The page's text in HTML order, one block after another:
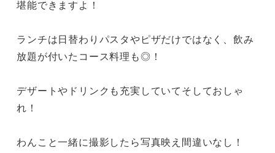
堪能できますよ！
ランチは日替わりパスタやピザだけではなく、飲み
放題が付いたコース料理も◎！
デザートやドリンクも充実していてそしておしゃ
れ！
わんこと一緒に撮影したら写真映え間違いなし！